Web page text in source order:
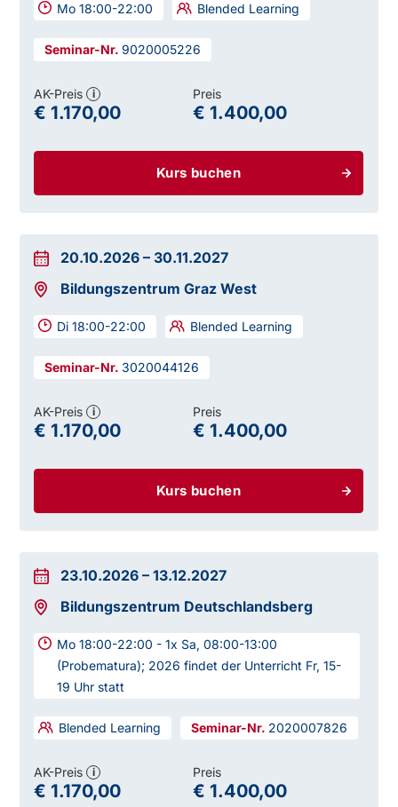
Mo 18:00-22:00 Blended Learning
9020005226
Kurs buchen
AK-Preis i
€ 1.170,00
Preis
€ 1.400,00
20.10.2026 – 30.11.2027
Bildungszentrum Graz West
Di 18:00-22:00 Blended Learning
3020044126
Kurs buchen
AK-Preis i
€ 1.170,00
Preis
€ 1.400,00
23.10.2026 –13.12.2027
Bildungszentrum Deutschlandsberg
Mo 18:00-22:00 - 1x Sa, 08:00-13:00
(Probematura); 2026 findet der Unterricht Fr, 15-
19 Uhr statt
Blended Learning 2020007826
AK-Preis i
€ 1.170,00
Preis
€ 1.400,00